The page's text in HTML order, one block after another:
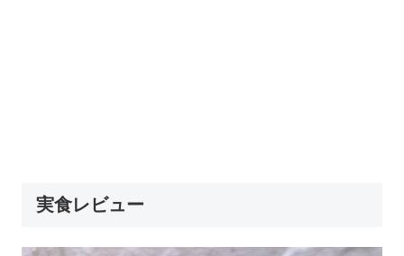
実食レビュー